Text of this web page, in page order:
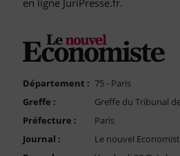
FAQ
Compte PRO
Département : 75 - Paris
Greffe :
Greffe du Tribunal
Préfecture :
Paris
Journal :
Le nouvel